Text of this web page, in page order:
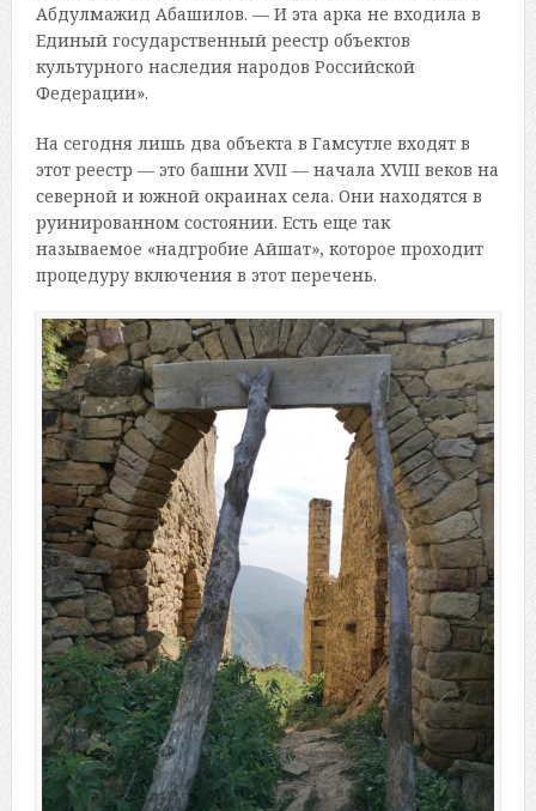
Абдулмажид Абашилов. — И эта арка не входила в
Единый государственный реестр объектов
культурного наследия народов Российской
Федерации».
На сегодня лишь два объекта в Гамсутле входят в
этот реестр — это башни XVII — начала XVIII веков на
северной и южной окраинах села. Они находятся в
руинированном состоянии. Есть еще так
называемое «надгробие Айшат», которое проходит
процедуру включения в этот перечень.